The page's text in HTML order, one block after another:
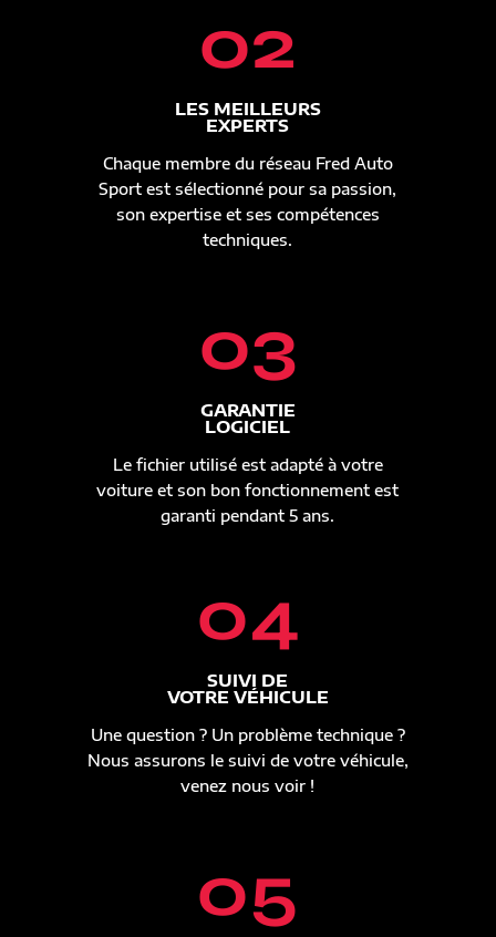
02
LES MEILLEURS
EXPERTS
Chaque membre du réseau Fred Auto
Sport est sélectionné pour sa passion,
son expertise et ses compétences
techniques.
03
GARANTIE
LOGICIEL
Le fichier utilisé est adapté à votre
voiture et son bon fonctionnement est
garanti pendant 5 ans.
04
SUIVI DE
VOTRE VÉHICULE
Une question ? Un problème technique ?
Nous assurons le suivi de votre véhicule,
venez nous voir !
05